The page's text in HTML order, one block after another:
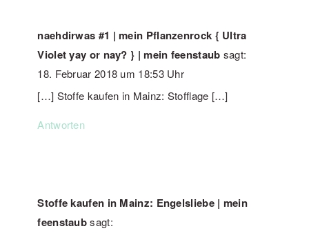
naehdirwas #1 | mein Pflanzenrock { Ultra
Violet yay or nay? } | mein feenstaub sagt:
18. Februar 2018 um 18:53 Uhr
[…] Stoffe kaufen in Mainz: Stofflage […]
Antworten
Stoffe kaufen in Mainz: Engelsliebe | mein
feenstaub sagt: